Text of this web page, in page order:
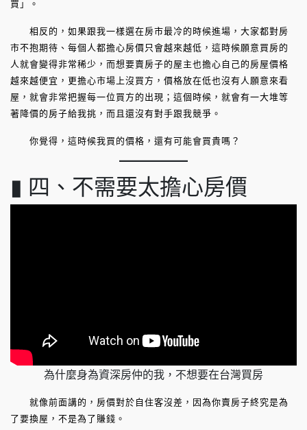
買」。
相反的，如果跟我一樣選在房市最冷的時候進場，大家都對房
市不抱期待、每個人都擔心房價只會越來越低，這時候願意買房的
人就會變得非常稀少，而想要賣房子的屋主也擔心自己的房屋價格
越來越便宜，更擔心市場上沒買方，價格放在低也沒有人願意來看
屋，就會非常把握每一位買方的出現；這個時候，就會有一大堆等
著降價的房子給我挑，而且還沒有對手跟我競爭。
你覺得，這時候我買的價格，還有可能會買貴嗎？
▮ 四、不需要太擔心房價
為什麼身為資深房仲的我，不想要在台灣買房
就像前面講的，房價對於自住客沒差，因為你賣房子終究是為
了要換屋，不是為了賺錢。